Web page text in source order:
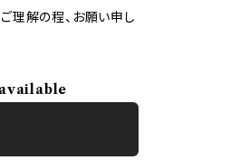
理解の程、お願い申し